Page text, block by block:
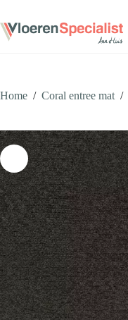
de
inhoud
Home / Coral entree mat /